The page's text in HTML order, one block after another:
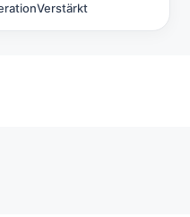
Verstärkt